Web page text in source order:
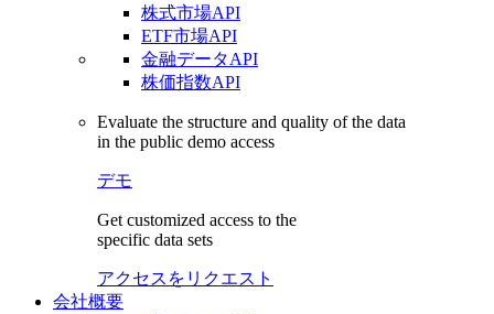
株式市場API
ETF市場API
金融データAPI
株価指数API
Evaluate the structure and quality of the data
in the public demo access
デモ
Get customized access to the
specific data sets
アクセスをリクエスト
会社概要